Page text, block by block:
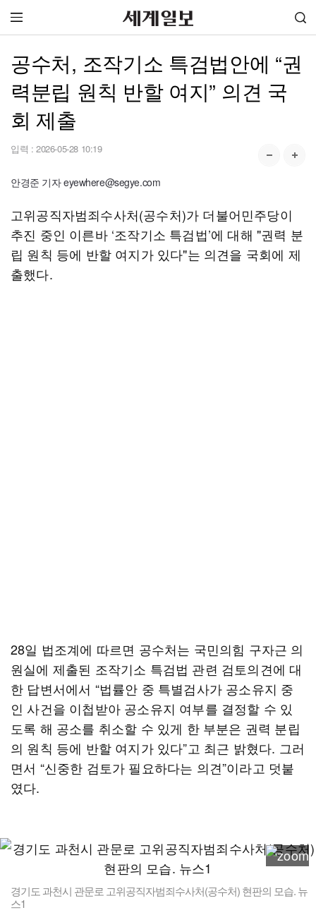
공수처, 조작기소 특검법안에 “권
력분립 원칙 반할 여지” 의견 국
회 제출
입력 : 2026-05-28 10:19
안경준 기자 eyewhere@segye.com
고위공직자범죄수사처(공수처)가 더불어민주당이
추진 중인 이른바 ‘조작기소 특검법’에 대해 "권력 분
립 원칙 등에 반할 여지가 있다"는 의견을 국회에 제
출했다.
28일 법조계에 따르면 공수처는 국민의힘 구자근 의
원실에 제출된 조작기소 특검법 관련 검토의견에 대
한 답변서에서 “법률안 중 특별검사가 공소유지 중
인 사건을 이첩받아 공소유지 여부를 결정할 수 있
도록 해 공소를 취소할 수 있게 한 부분은 권력 분립
의 원칙 등에 반할 여지가 있다”고 최근 밝혔다. 그러
면서 “신중한 검토가 필요하다는 의견”이라고 덧붙
였다.
경기도 과천시 관문로 고위공직자범죄수사처(공수처) 현판의 모습. 뉴
스1